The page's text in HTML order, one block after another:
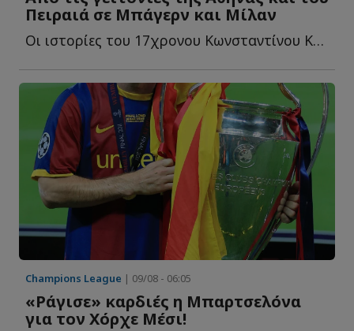
Πειραιά σε Μπάγερν και Μίλαν
Οι ιστορίες του 17χρονου Κωνσταντίνου Καρανδρίκα και τ...
Champions League | 09/08 - 06:05
«Ράγισε» καρδιές η Μπαρτσελόνα
για τον Χόρχε Μέσι!